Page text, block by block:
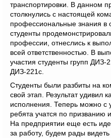
транспортировки. В данном
столкнулись с настоящей
профессиональные знания
студенты
профессии, отнеслись к
всей ответственностью. В
участия студенты групп
ДИЗ-221с.
Студенты были разбиты на
свой этап. Результат удивил
исполнения. Теперь можно с
ребята учатся по призванию
На предприятии еще есть
за работу, будем рады